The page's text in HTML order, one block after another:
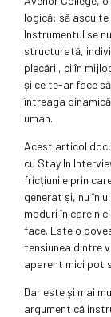
logică: să
Instrumentul se
structurată,
plecării, ci în
și ce te-ar face
întreaga
uman.
Acest articol
cu Stay In
fricțiunile prin
generat și, nu în
moduri în care
face. Este o
tensiunea dintre
aparent mici pot
Dar este și mai
argument că